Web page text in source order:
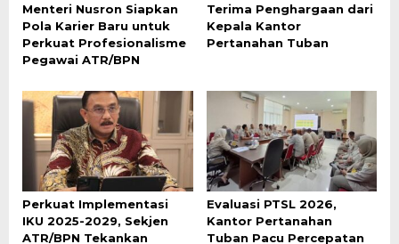
Menteri Nusron Siapkan
Pola Karier Baru untuk
Perkuat Profesionalisme
Pegawai ATR/BPN
Terima Penghargaan dari
Kepala Kantor
Pertanahan Tuban
Perkuat Implementasi
IKU 2025-2029, Sekjen
ATR/BPN Tekankan
Evaluasi PTSL 2026,
Kantor Pertanahan
Tuban Pacu Percepatan